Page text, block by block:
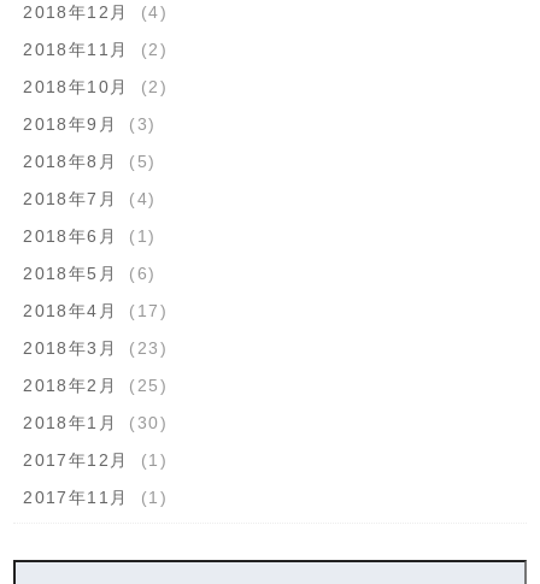
2018年12月
(4)
2018年11月
(2)
2018年10月
(2)
2018年9月
(3)
2018年8月
(5)
2018年7月
(4)
2018年6月
(1)
2018年5月
(6)
2018年4月
(17)
2018年3月
(23)
2018年2月
(25)
2018年1月
(30)
2017年12月
(1)
2017年11月
(1)